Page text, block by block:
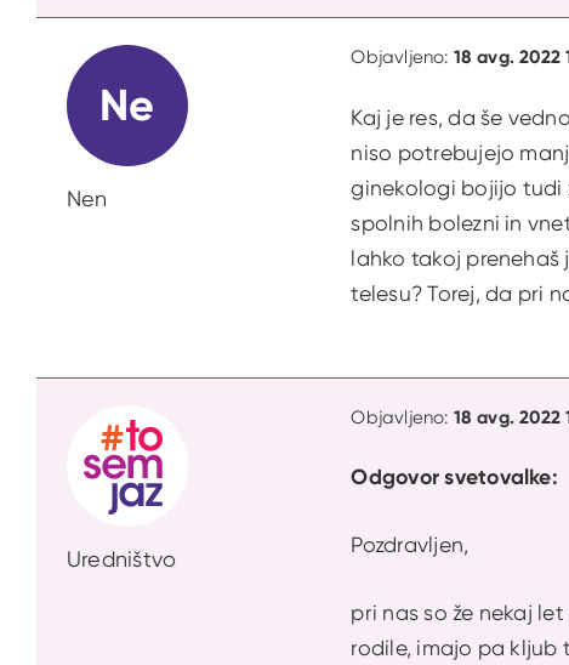
Ne
Nen
Objavljeno: 18 avg. 2022
Kaj je res, da še
niso potrebujejo
ginekologi bojijo tudi
spolnih bolezni in
lahko takoj
telesu? Torej, da pri
Uredništvo
Objavljeno: 18 avg. 2022
Odgovor svetovalke:
Pozdravljen,
pri nas so že nekaj
rodile, imajo pa kljub